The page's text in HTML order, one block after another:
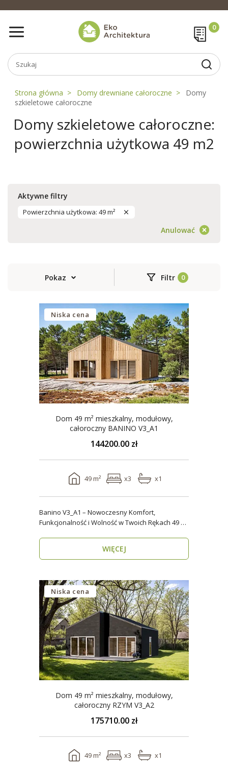
Strona główna Domy drewniane całoroczne
Domy
szkieletowe całoroczne
Domy szkieletowe całoroczne:
powierzchnia użytkowa 49 m2
Aktywne filtry
Powierzchnia użytkowa: 49 m²
Anulować
Pokaz Filtr
Niska cena
Dom 49 m² mieszkalny, modułowy,
całoroczny BANINO V3_A1
144200.00 zł
49 m² x3 x1
Banino V3_A1 – Nowoczesny Komfort,
Funkcjonalność i Wolność w Twoich Rękach 49 m²
WIĘCEJ
Niska cena
Dom 49 m² mieszkalny, modułowy,
całoroczny RZYM V3_A2
175710.00 zł
49 m² x3 x1